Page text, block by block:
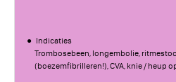
Indicaties
Trombosebeen, longembolie,
(boezemfibrilleren!), CVA, knie / heup